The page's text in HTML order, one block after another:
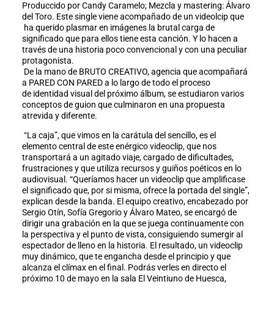
Produccido por Candy Caramelo; Mezcla y mastering: Álvaro
del Toro. Este single viene acompañado de un videolcip que
ha querido plasmar en imágenes la brutal carga de
significado que para ellos tiene esta canción. Y lo hacen a
través de una historia poco convencional y con una peculiar
protagonista.
De la mano de BRUTO CREATIVO, agencia que acompañará
a PARED CON PARED a lo largo de todo el proceso
de identidad visual del próximo álbum, se estudiaron varios
conceptos de guion que culminaron en una propuesta
atrevida y diferente.
“La caja”, que vimos en la carátula del sencillo, es el
elemento central de este enérgico videoclip, que nos
transportará a un agitado viaje, cargado de dificultades,
frustraciones y que utiliza recursos y guiños poéticos en lo
audiovisual. “Queríamos hacer un videoclip que amplificase
el significado que, por si misma, ofrece la portada del single”,
explican desde la banda. El equipo creativo, encabezado por
Sergio Otín, Sofía Gregorio y Álvaro Mateo, se encargó de
dirigir una grabación en la que se juega continuamente con
la perspectiva y el punto de vista, consiguiendo sumergir al
espectador de lleno en la historia. El resultado, un videoclip
muy dinámico, que te engancha desde el principio y que
alcanza el clímax en el final. Podrás verles en directo el
próximo 10 de mayo en la sala El Veintiuno de Huesca,